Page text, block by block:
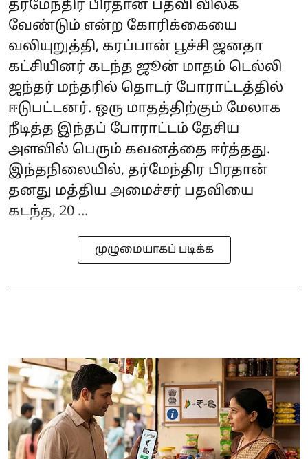
தர்மேந்திர பிரதான் பதவி விலக
வேண்டும் என்ற கோரிக்கையை
வலியுறுத்தி, கரப்பான் பூச்சி ஜனதா
கட்சியினர் கடந்த ஜூன் மாதம் டெல்லி
ஜந்தர் மந்தரில் தொடர் போராட்டத்தில்
ஈடுபட்டனர். ஒரு மாதத்திற்கும் மேலாக
நீடித்த இந்தப் போராட்டம் தேசிய
அளவில் பெரும் கவனத்தை ஈர்த்தது.
இந்தநிலையில், தர்மேந்திர பிரதான்
தனது மத்திய அமைச்சர் பதவியை
கடந்த, 20 ...
முழுமையாகப் படிக்க